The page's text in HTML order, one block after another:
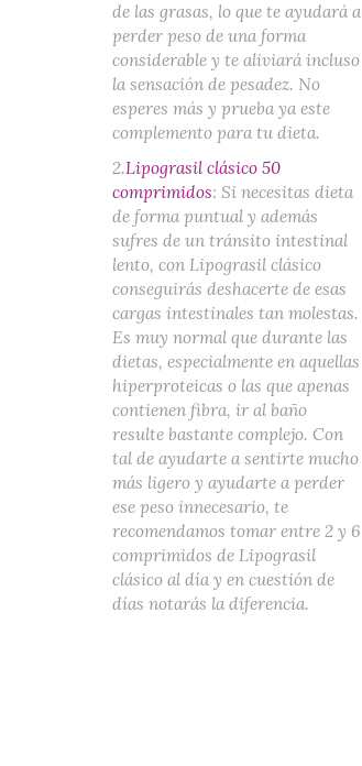
de las grasas, lo que te ayudará a
perder peso de una forma
considerable y te aliviará incluso
la sensación de pesadez. No
esperes más y prueba ya este
complemento para tu dieta.
2.Lipograsil clásico 50
comprimidos: Si necesitas dieta
de forma puntual y además
sufres de un tránsito intestinal
lento, con Lipograsil clásico
conseguirás deshacerte de esas
cargas intestinales tan molestas.
Es muy normal que durante las
dietas, especialmente en aquellas
hiperproteicas o las que apenas
contienen fibra, ir al baño
resulte bastante complejo. Con
tal de ayudarte a sentirte mucho
más ligero y ayudarte a perder
ese peso innecesario, te
recomendamos tomar entre 2 y 6
comprimidos de Lipograsil
clásico al día y en cuestión de
días notarás la diferencia.